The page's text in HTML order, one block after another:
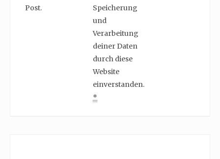
Post.
Speicherung
und
Verarbeitung
deiner Daten
durch diese
Website
einverstanden.
*